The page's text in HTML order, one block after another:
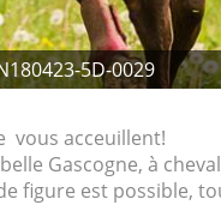
5D-0029
vous acceuillent!
Gascogne, à
figure est possible,